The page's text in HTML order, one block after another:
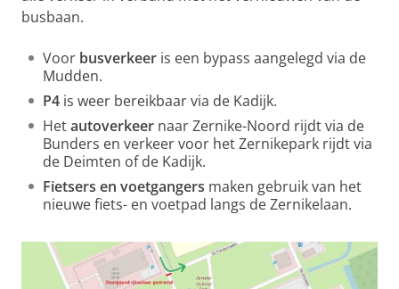
busbaan.
Voor busverkeer is een bypass aangelegd via de
Mudden.
P4 is weer bereikbaar via de Kadijk.
Hetautoverkeer naar Zernike-Noord rijdt via de
Bunders en verkeer voor het Zernikepark rijdt via
de Deimten of de Kadijk.
Fietsers en voetgangers maken gebruik van het
nieuwe fiets- en voetpad langs de Zernikelaan.